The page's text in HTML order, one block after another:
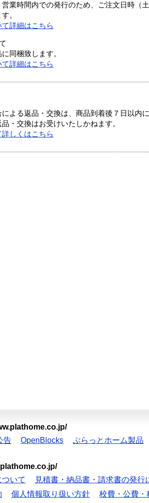
業時間内での発行のため、ご注文日時（
。
詳細はこちら
同梱致します。
詳細はこちら
よる返品・交換は、商品到着後７日以内
・交換はお受けいたしかねます。
しくはこちら
告 OpenBlocks ぷらっとホーム製品
いて 見積書・納品書・請求書の発行
個人情報取り扱い方針 校費・公費・